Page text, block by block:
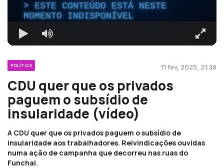
ESTE CONTEÚDO ESTÁ NESTE
MOMENTO INDISPONÍVEL
POLÍTICA 11 fev, 2025, 21:38
CDU quer que os privados
paguem o subsídio de
insularidade (vídeo)
A CDU quer que os privados paguem o subsídio de
insularidade aos trabalhadores. Reivindicações ouvidas
numa ação de campanha que decorreu nas ruas do
Funchal.